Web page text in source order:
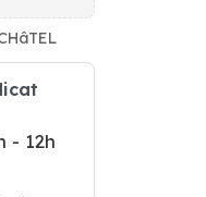
- 12h